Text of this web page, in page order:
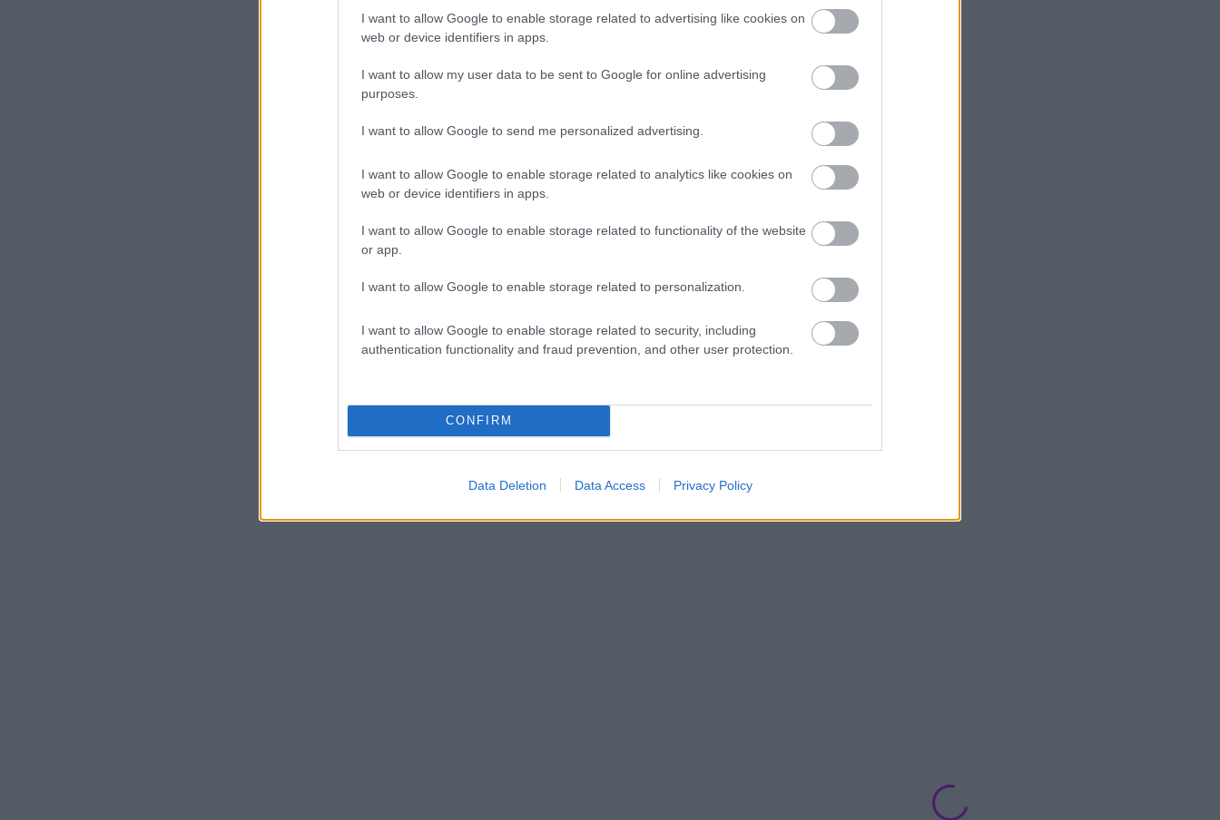
I want to allow Google to enable storage related to advertising like cookies on
web or device identifiers in apps.
I want to allow my user data to be sent to Google for online advertising
purposes.
I want to allow Google to send me personalized advertising.
I want to allow Google to enable storage related to analytics like cookies on
web or device identifiers in apps.
I want to allow Google to enable storage related to functionality of the website
or app.
I want to allow Google to enable storage related to personalization.
I want to allow Google to enable storage related to security, including
authentication functionality and fraud prevention, and other user protection.
CONFIRM
Data Deletion Data Access Privacy Policy